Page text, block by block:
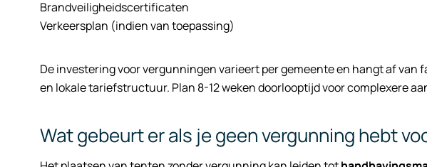
Brandveiligheidscertificaten
Verkeersplan (indien van toepassing)
De investering voor vergunningen varieert per gemeente en hangt af
en lokale tariefstructuur. Plan 8-12 weken doorlooptijd voor complexere
Wat gebeurt er als je geen vergunning hebt